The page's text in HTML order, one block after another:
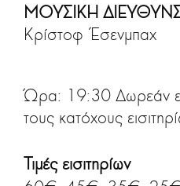
ΜΟΥΣΙΚΗ
Κρίστοφ Έσενμπαχ
Ώρα: 19:30 Δωρεάν
τους κατόχους
Τιμές εισιτηρίων